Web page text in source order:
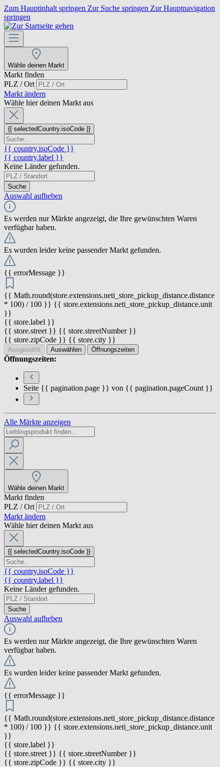
Zum Hauptinhalt springen Zur Suche springen Zur Hauptnavigation
springen
Wähle deinen Markt
Markt finden
PLZ / Ort
Markt ändern
Wähle hier deinen Markt aus
{{ selectedCountry.isoCode }}
{{ country.isoCode }}
{{ country.label }}
Keine Länder gefunden.
Suche
Auswahl aufheben
Es werden nur Märkte angezeigt, die Ihre gewünschten Waren
verfügbar haben.
Es wurden leider keine passender Markt gefunden.
{{ errorMessage }}
{{ Math.round(store.extensions.neti_store_pickup_distance.distance
* 100) / 100 }} {{ store.extensions.neti_store_pickup_distance.unit
}}
{{ store.label }}
{{ store.street }} {{ store.streetNumber }}
{{ store.zipCode }} {{ store.city }}
Ausgewählt Auswählen Öffnungszeiten
Öffnungszeiten:
Seite {{ pagination.page }} von {{ pagination.pageCount }}
Alle Märkte anzeigen
Wähle deinen Markt
Markt finden
PLZ / Ort
Markt ändern
Wähle hier deinen Markt aus
{{ selectedCountry.isoCode }}
{{ country.isoCode }}
{{ country.label }}
Keine Länder gefunden.
Suche
Auswahl aufheben
Es werden nur Märkte angezeigt, die Ihre gewünschten Waren
verfügbar haben.
Es wurden leider keine passender Markt gefunden.
{{ errorMessage }}
{{ Math.round(store.extensions.neti_store_pickup_distance.distance
* 100) / 100 }} {{ store.extensions.neti_store_pickup_distance.unit
}}
{{ store.label }}
{{ store.street }} {{ store.streetNumber }}
{{ store.zipCode }} {{ store.city }}